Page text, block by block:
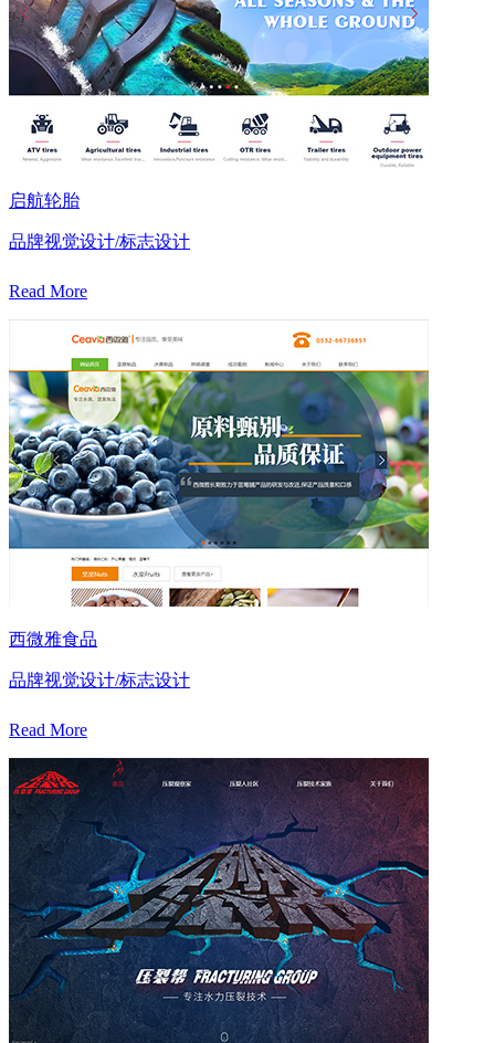
启航轮胎
品牌视觉设计/标志设计
Read More
西微雅食品
品牌视觉设计/标志设计
Read More